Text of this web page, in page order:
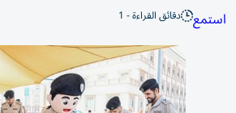
استمع دقائق القراءة - 1